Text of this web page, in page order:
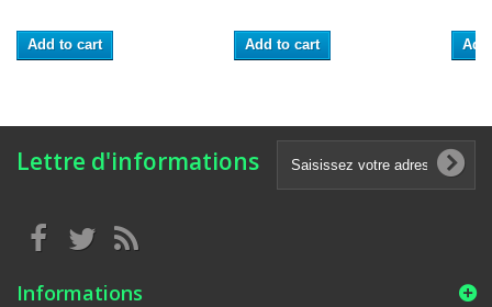
Add to cart Add to cart
Lettre d'informations
Informations